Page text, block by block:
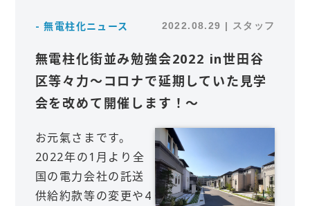
- 無電柱化ニュース 2022.08.29 | スタッフ
無電柱化街並み勉強会2022 in世田谷
区等々力～コロナで延期していた見学
会を改めて開催します！～
お元氣さまです。
2022年の1月より全
国の電力会社の託送
供給約款等の変更や4